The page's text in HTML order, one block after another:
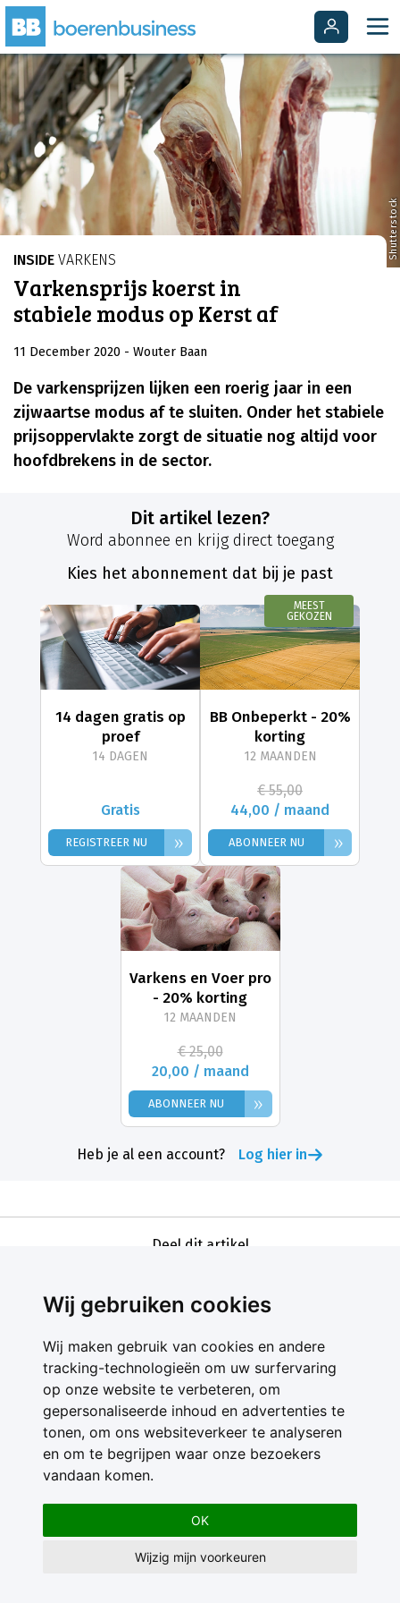
Wij gebruiken cookies
Wij maken gebruik van cookies en andere
tracking-technologieën om uw surfervaring
op onze website te verbeteren, om
gepersonaliseerde inhoud en advertenties te
tonen, om ons websiteverkeer te analyseren
en om te begrijpen waar onze bezoekers
vandaan komen.
OK
Wijzig mijn voorkeuren
Shutterstock
INSIDE VARKENS
Varkensprijs koerst in
stabiele modus op Kerst af
11 December 2020 - Wouter Baan
De varkensprijzen lijken een roerig jaar in een
zijwaartse modus af te sluiten. Onder het stabiele
prijsoppervlakte zorgt de situatie nog altijd voor
hoofdbrekens in de sector.
Dit artikel lezen?
Word abonnee en krijg direct toegang
Kies het abonnement dat bij je past
14 dagen gratis op
proef
14 DAGEN
Gratis
REGISTREER NU »
MEEST
GEKOZEN
BB Onbeperkt - 20%
korting
12 MAANDEN
€ 55,00
44,00 / maand
ABONNEER NU »
Varkens en Voer pro
- 20% korting
12 MAANDEN
€ 25,00
20,00 / maand
ABONNEER NU »
Heb je al een account? Log hier in
Deel dit artikel
Contact
Feedback
Nieuwsbrief
Adverteren
Gebruikersvoorwaarden
Privacy Statement